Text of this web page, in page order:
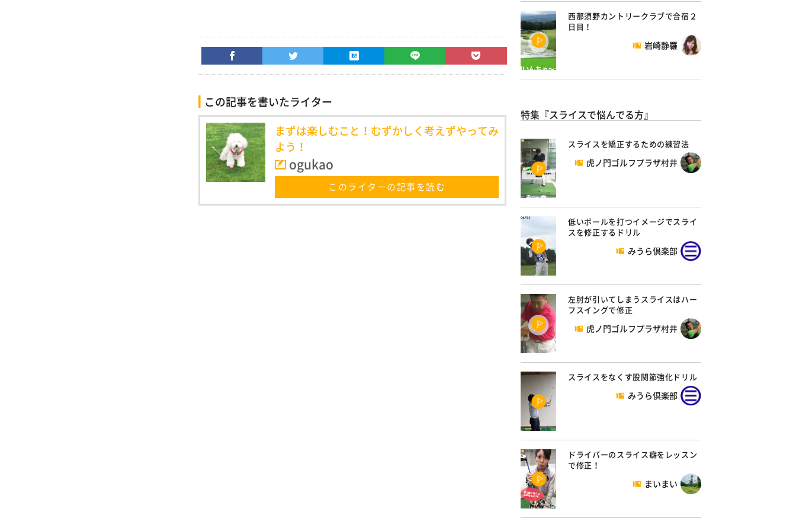
この記事を書いたライター
まずは楽しむこと！むずかしく考えずやってみ
よう！
ogukao
このライターの記事を読む
西那須野カントリークラブで合宿２
日目！
岩崎静羅
特集『スライスで悩んでる方』
スライスを矯正するための練習法
虎ノ門ゴルフプラザ村井
低いボールを打つイメージでスライ
スを修正するドリル
みうら倶楽部
左肘が引いてしまうスライスはハー
フスイングで修正
虎ノ門ゴルフプラザ村井
スライスをなくす股関節強化ドリル
みうら倶楽部
ドライバーのスライス癖をレッスン
で修正！
まいまい